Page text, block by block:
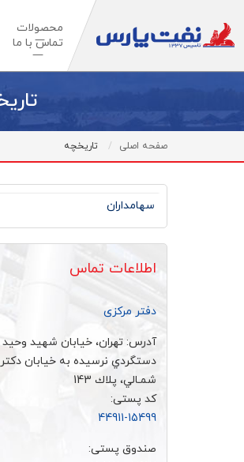
محصولات
تماس با ما
صفحه اصلی تاریخچه
سهامداران
اطلاعات تماس
دفتر مرکزی
آدرس: تهران، خيابان شهيد وحيد
دستگردي نرسيده به خيابان
شمـالي، پلاك 143
کد پستی:
44911-15499
صندوق پستی: